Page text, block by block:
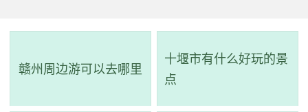
赣州周边游可以去哪里
十堰市有什么好玩的景
点